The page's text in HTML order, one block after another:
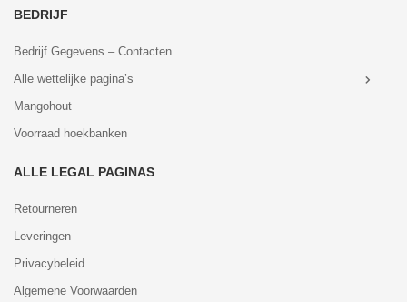
BEDRIJF
Bedrijf Gegevens – Contacten
Alle wettelijke pagina’s
Mangohout
Voorraad hoekbanken
ALLE LEGAL PAGINAS
Retourneren
Leveringen
Privacybeleid
Algemene Voorwaarden